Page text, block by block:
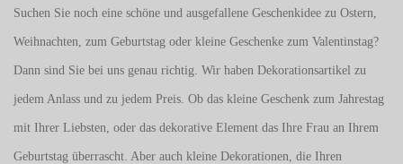
Suchen Sie noch eine schöne und ausgefallene Geschenkidee zu Ostern,
Weihnachten, zum Geburtstag oder kleine Geschenke zum Valentinstag?
Dann sind Sie bei uns genau richtig. Wir haben Dekorationsartikel zu
jedem Anlass und zu jedem Preis. Ob das kleine Geschenk zum Jahrestag
mit Ihrer Liebsten, oder das dekorative Element das Ihre Frau an Ihrem
Geburtstag überrascht. Aber auch kleine Dekorationen, die Ihren